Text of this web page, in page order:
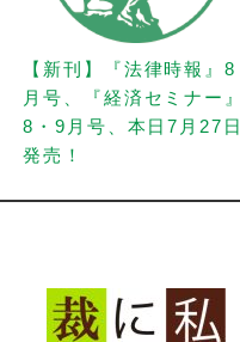
【新刊】『法律時報』8
月号、『経済セミナー』
8・9月号、本日7月27日
発売！